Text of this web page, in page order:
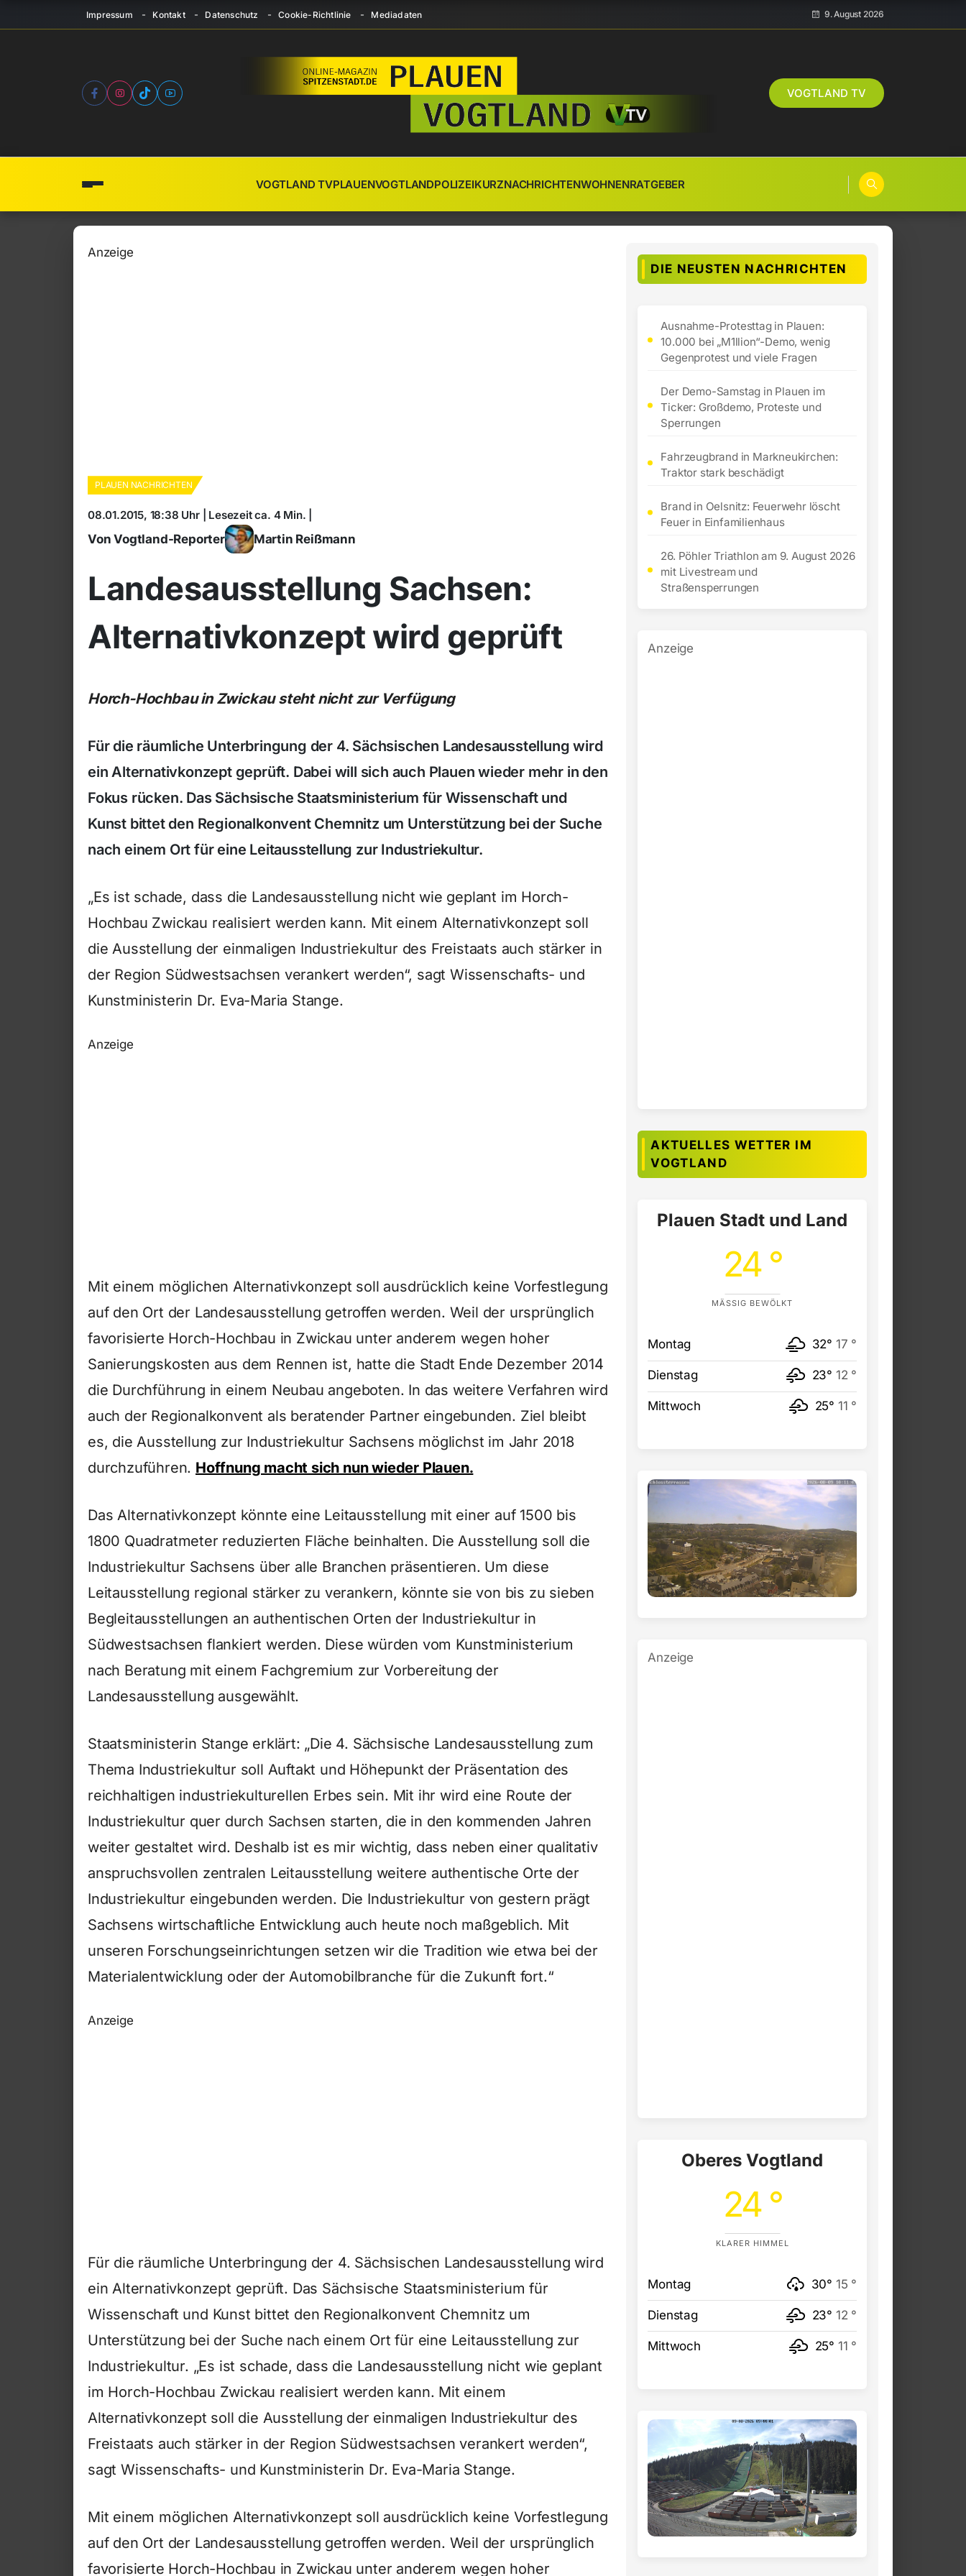
Impressum Kontakt Datenschutz Cookie-Richtlinie Mediadaten 9. August 2026
VOGTLAND TV
VOGTLAND TVPLAUENVOGTLANDPOLIZEIKURZNACHRICHTENWOHNENRATGEBER
Anzeige
PLAUEN NACHRICHTEN
08.01.2015, 18:38 Uhr | Lesezeit ca. 4 Min. |
Von Vogtland-Reporter Martin Reißmann
Landesausstellung Sachsen:
Alternativkonzept wird geprüft
Horch-Hochbau in Zwickau steht nicht zur Verfügung
Für die räumliche Unterbringung der 4. Sächsischen Landesausstellung wird
ein Alternativkonzept geprüft. Dabei will sich auch Plauen wieder mehr in den
Fokus rücken. Das Sächsische Staatsministerium für Wissenschaft und
Kunst bittet den Regionalkonvent Chemnitz um Unterstützung bei der Suche
nach einem Ort für eine Leitausstellung zur Industriekultur.
„Es ist schade, dass die Landesausstellung nicht wie geplant im Horch-
Hochbau Zwickau realisiert werden kann. Mit einem Alternativkonzept soll
die Ausstellung der einmaligen Industriekultur des Freistaats auch stärker in
der Region Südwestsachsen verankert werden“, sagt Wissenschafts- und
Kunstministerin Dr. Eva-Maria Stange.
Anzeige
Mit einem möglichen Alternativkonzept soll ausdrücklich keine Vorfestlegung
auf den Ort der Landesausstellung getroffen werden. Weil der ursprünglich
favorisierte Horch-Hochbau in Zwickau unter anderem wegen hoher
Sanierungskosten aus dem Rennen ist, hatte die Stadt Ende Dezember 2014
die Durchführung in einem Neubau angeboten. In das weitere Verfahren wird
auch der Regionalkonvent als beratender Partner eingebunden. Ziel bleibt
es, die Ausstellung zur Industriekultur Sachsens möglichst im Jahr 2018
durchzuführen. Hoffnung macht sich nun wieder Plauen.
Das Alternativkonzept könnte eine Leitausstellung mit einer auf 1500 bis
1800 Quadratmeter reduzierten Fläche beinhalten. Die Ausstellung soll die
Industriekultur Sachsens über alle Branchen präsentieren. Um diese
Leitausstellung regional stärker zu verankern, könnte sie von bis zu sieben
Begleitausstellungen an authentischen Orten der Industriekultur in
Südwestsachsen flankiert werden. Diese würden vom Kunstministerium
nach Beratung mit einem Fachgremium zur Vorbereitung der
Landesausstellung ausgewählt.
Staatsministerin Stange erklärt: „Die 4. Sächsische Landesausstellung zum
Thema Industriekultur soll Auftakt und Höhepunkt der Präsentation des
reichhaltigen industriekulturellen Erbes sein. Mit ihr wird eine Route der
Industriekultur quer durch Sachsen starten, die in den kommenden Jahren
weiter gestaltet wird. Deshalb ist es mir wichtig, dass neben einer qualitativ
anspruchsvollen zentralen Leitausstellung weitere authentische Orte der
Industriekultur eingebunden werden. Die Industriekultur von gestern prägt
Sachsens wirtschaftliche Entwicklung auch heute noch maßgeblich. Mit
unseren Forschungseinrichtungen setzen wir die Tradition wie etwa bei der
Materialentwicklung oder der Automobilbranche für die Zukunft fort.“
Anzeige
Für die räumliche Unterbringung der 4. Sächsischen Landesausstellung wird
ein Alternativkonzept geprüft. Das Sächsische Staatsministerium für
Wissenschaft und Kunst bittet den Regionalkonvent Chemnitz um
Unterstützung bei der Suche nach einem Ort für eine Leitausstellung zur
Industriekultur. „Es ist schade, dass die Landesausstellung nicht wie geplant
im Horch-Hochbau Zwickau realisiert werden kann. Mit einem
Alternativkonzept soll die Ausstellung der einmaligen Industriekultur des
Freistaats auch stärker in der Region Südwestsachsen verankert werden“,
sagt Wissenschafts- und Kunstministerin Dr. Eva-Maria Stange.
Mit einem möglichen Alternativkonzept soll ausdrücklich keine Vorfestlegung
auf den Ort der Landesausstellung getroffen werden. Weil der ursprünglich
favorisierte Horch-Hochbau in Zwickau unter anderem wegen hoher
DIE NEUSTEN NACHRICHTEN
Ausnahme-Protesttag in Plauen:
10.000 bei „M1llion“-Demo, wenig
Gegenprotest und viele Fragen
Der Demo-Samstag in Plauen im
Ticker: Großdemo, Proteste und
Sperrungen
Fahrzeugbrand in Markneukirchen:
Traktor stark beschädigt
Brand in Oelsnitz: Feuerwehr löscht
Feuer in Einfamilienhaus
26. Pöhler Triathlon am 9. August 2026
mit Livestream und
Straßensperrungen
Anzeige
AKTUELLES WETTER IM
VOGTLAND
Plauen Stadt und Land
24 °
MÄSSIG BEWÖLKT
Montag 32° 17 °
Dienstag 23° 12 °
Mittwoch 25° 11 °
Anzeige
Oberes Vogtland
24 °
KLARER HIMMEL
Montag 30° 15 °
Dienstag 23° 12 °
Mittwoch 25° 11 °